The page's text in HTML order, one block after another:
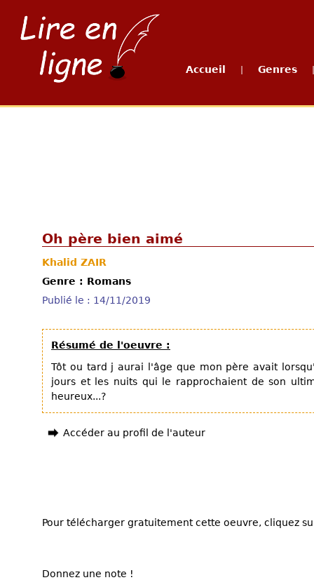
Accueil Genres
Oh père bien aimé
Khalid ZAIR
Genre : Romans
Publié le : 14/11/2019
Résumé de l'oeuvre :
Tôt ou tard j aurai l'âge que mon père avait
jours et les nuits qui le rapprochaient de son
heureux...?
Accéder au profil de l'auteur
Pour télécharger gratuitement cette oeuvre, cliquez
Donnez une note !